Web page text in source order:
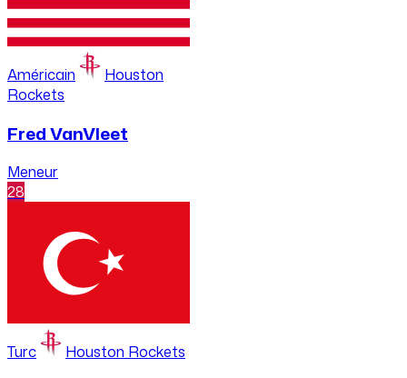
Américain
Houston
Rockets
Fred VanVleet
Meneur
28
Turc Houston Rockets